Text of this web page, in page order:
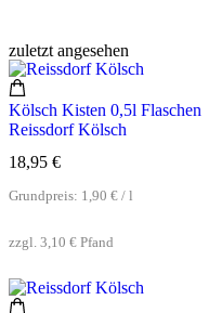
zuletzt angesehen
Kölsch Kisten 0,5l Flaschen
Reissdorf Kölsch
18,95 €
Grundpreis: 1,90 € / l
zzgl. 3,10 € Pfand